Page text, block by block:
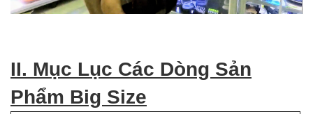
II. Mục Lục Các Dòng Sản
Phẩm Big Size